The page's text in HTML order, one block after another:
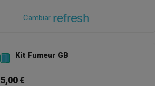
Cambiar refresh
 Kit Fumeur GB
5,00 €